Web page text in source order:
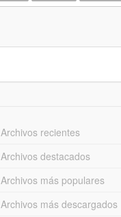
Archivos recientes
Archivos destacados
Archivos más populares
Archivos más descargados